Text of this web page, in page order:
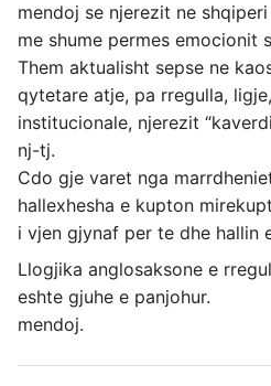
mendoj se njerezit ne
me shume permes emocionit
Them aktualisht sepse ne
qytetare atje, pa rregulla,
institucionale, njerezit
nj-tj.
Cdo gje varet nga
hallexhesha e kupton
i vjen gjynaf per te dhe hallin
Llogjika anglosaksone e
eshte gjuhe e panjohur.
mendoj.